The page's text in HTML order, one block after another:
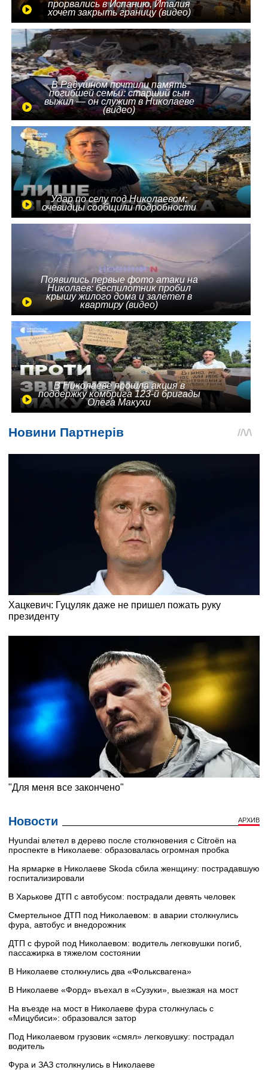
прорвались в Испанию, Италия
хочет закрыть границу (видео)
В Радушном почтили память
погибшей семьи: старший сын
выжил — он служит в Николаеве
(видео)
Удар по селу под Николаевом:
очевидцы сообщили подробности
Появились первые фото атаки на
Николаев: беспилотник пробил
крышу жилого дома и залетел в
квартиру (видео)
В Николаеве прошла акция в
поддержку комбрига 123-й бригады
Олега Макухи
Новости АРХИВ
Hyundai влетел в дерево после столкновения с Citroën на
проспекте в Николаеве: образовалась огромная пробка
На ярмарке в Николаеве Skoda сбила женщину: пострадавшую
госпитализировали
В Харькове ДТП с автобусом: пострадали девять человек
Смертельное ДТП под Николаевом: в аварии столкнулись
фура, автобус и внедорожник
ДТП с фурой под Николаевом: водитель легковушки погиб,
пассажирка в тяжелом состоянии
В Николаеве столкнулись два «Фольксвагена»
В Николаеве «Форд» въехал в «Сузуки», выезжая на мост
На въезде на мост в Николаеве фура столкнулась с
«Мицубиси»: образовался затор
Под Николаевом грузовик «смял» легковушку: пострадал
водитель
Фура и ЗАЗ столкнулись в Николаеве